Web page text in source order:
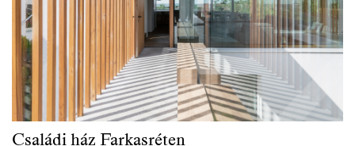
Családi ház Farkasréten